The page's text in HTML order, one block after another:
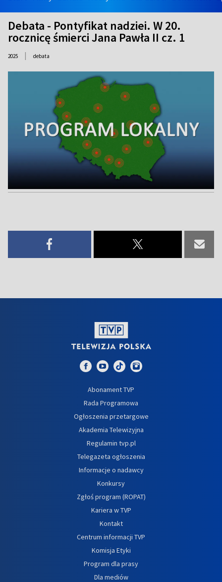
Debata - Pontyfikat nadziei. W 20.
rocznicę śmierci Jana Pawła II cz. 1
2025 | debata
Abonament TVP
Rada Programowa
Ogłoszenia przetargowe
Akademia Telewizyjna
Regulamin tvp.pl
Telegazeta ogłoszenia
Informacje o nadawcy
Konkursy
Zgłoś program (ROPAT)
Kariera w TVP
Kontakt
Centrum informacji TVP
Komisja Etyki
Program dla prasy
Dla mediów